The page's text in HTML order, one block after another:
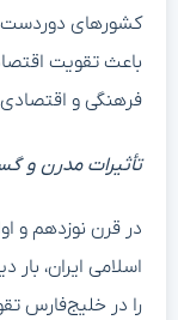
کشورهای دوردست
باعث تقویت
فرهنگی و
تأثیرات مدرن و
در قرن نوزدهم و
اسلامی ایران،
را در خلیج‌فارس